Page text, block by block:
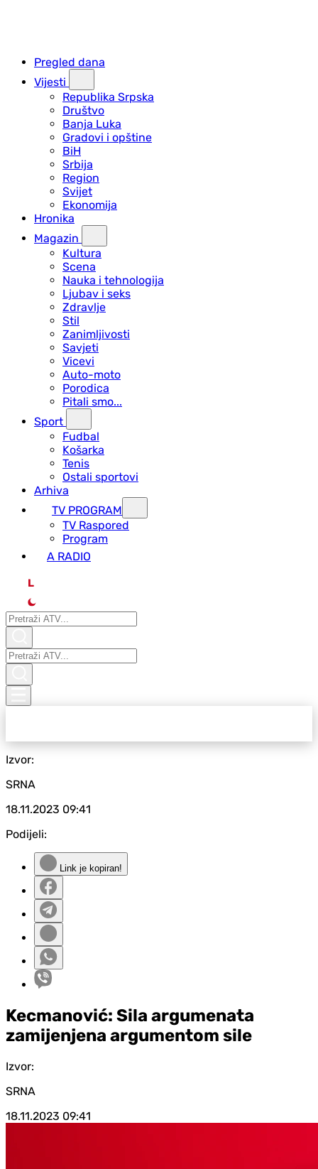
Pregled dana
Vijesti
Republika Srpska
Društvo
Banja Luka
Gradovi i opštine
BiH
Srbija
Region
Svijet
Ekonomija
Hronika
Magazin
Kultura
Scena
Nauka i tehnologija
Ljubav i seks
Zdravlje
Stil
Zanimljivosti
Savjeti
Vicevi
Auto-moto
Porodica
Pitali smo...
Sport
Fudbal
Košarka
Tenis
Ostali sportovi
Arhiva
TV PROGRAM
ТV Raspored
Program
A RADIO
L
Izvor:
SRNA
18.11.2023 09:41
Podijeli:
Link je kopiran!
Kecmanović: Sila argumenata
zamijenjena argumentom sile
Izvor:
SRNA
18.11.2023 09:41